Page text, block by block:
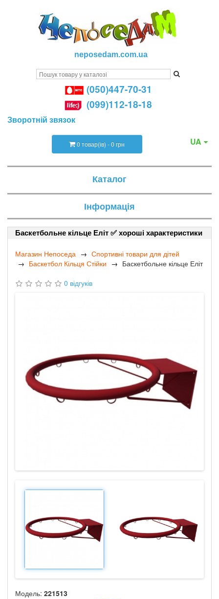
neposedam.com.ua
(050)447-70-31
(099)112-18-18
Зворотній звязок
UA
0 товар(ів) - 0 грн
Каталог
Інформація
Баскетбольне кільце Еліт ✅ хороші характеристики
Магазин Непоседа
Спортивні товари для дітей
Баскетбол Кільця Стійки
Баскетбольне кільце Еліт
0 відгуків
Модель: 221513